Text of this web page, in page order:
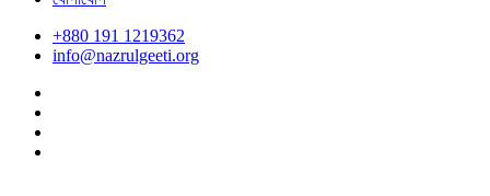
+880 191 1219362
info@nazrulgeeti.org